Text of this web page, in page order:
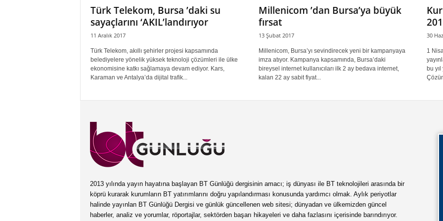
Türk Telekom, Bursa ’daki su
sayaçlarını ‘AKIL’landırıyor
11 Aralık 2017
Türk Telekom, akıllı şehirler projesi kapsamında
belediyelere yönelik yüksek teknoloji çözümleri ile ülke
ekonomisine katkı sağlamaya devam ediyor. Kars,
Karaman ve Antalya’da dijital trafik...
Millenicom ’dan Bursa’ya büyük
fırsat
13 Şubat 2017
Millenicom, Bursa’yı sevindirecek yeni bir kampanyaya
imza atıyor. Kampanya kapsamında, Bursa’daki
bireysel internet kullanıcıları ilk 2 ay bedava internet,
kalan 22 ay sabit fiyat...
30
1
bu
2013 yılında yayın hayatına başlayan BT Günlüğü dergisinin amacı; iş dünyası ile BT teknolojileri arasında bir
köprü kurarak kurumların BT yatırımlarını doğru yapılandırması konusunda yardımcı olmak. Aylık periyotlar
halinde yayınlan BT Günlüğü Dergisi ve günlük güncellenen web sitesi; dünyadan ve ülkemizden güncel
haberler, analiz ve yorumlar, röportajlar, sektörden başarı hikayeleri ve daha fazlasını içerisinde barındırıyor.